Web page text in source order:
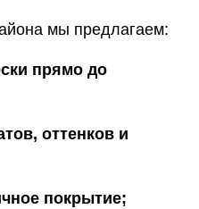
мы предлагаем:
прямо до
оттенков и
покрытие;